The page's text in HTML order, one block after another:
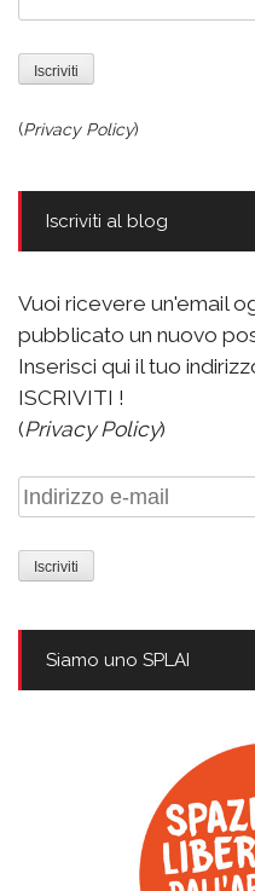
(Privacy Policy)
Iscriviti al blog
Vuoi ricevere un'email
pubblicato un nuovo
Inserisci qui il tuo
ISCRIVITI !
(Privacy Policy)
Indirizzo
e-
mail
Siamo uno SPLAI